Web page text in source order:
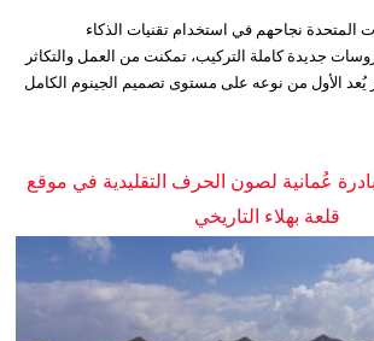
المتحدة نجاحهم في استخدام تقنيات الذكاء
جديدة كاملة التركيب، تمكنت من العمل والتكاثر
يُعد الأول من نوعه على مستوى تصميم الجينوم الكامل
عُمانية لصون الحرف التقليدية في موقع
قلعة بهلاء التاريخي